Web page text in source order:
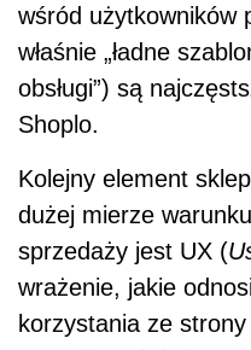
wśród użytkowników
właśnie „ładne
obsługi”) są
Shoplo.
Kolejny element
dużej mierze
sprzedaży jest UX (
wrażenie, jakie
korzystania ze